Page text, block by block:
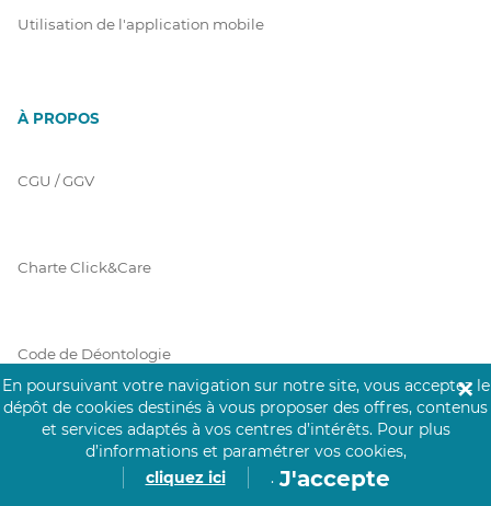
Utilisation de l'application mobile
À PROPOS
CGU / GGV
Charte Click&Care
Code de Déontologie
Mentions Légales
En poursuivant votre navigation sur notre site, vous acceptez le
dépôt de cookies destinés à vous proposer des offres, contenus
et services adaptés à vos centres d’intérêts. Pour plus
d’informations et paramétrer vos cookies,
cliquez ici
. J'accepte
✕